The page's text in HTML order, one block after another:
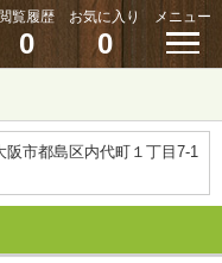
覧履歴
0
お気に入り
0
メニュー
阪市都島区内代町１丁目7-1